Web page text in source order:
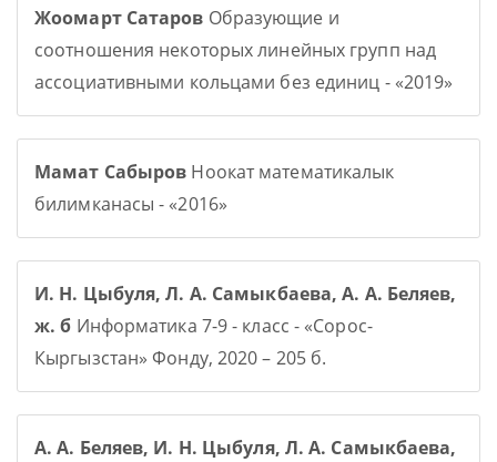
Жоомарт Сатаров Образующие и
соотношения некоторых линейных групп над
ассоциативными кольцами без единиц - «2019»
Мамат Сабыров Ноокат математикалык
билимканасы - «2016»
И. Н. Цыбуля, Л. А. Самыкбаева, А. А. Беляев,
ж. б Информатика 7-9 - класс - «Сорос-
Кыргызстан» Фонду, 2020 – 205 б.
А. А. Беляев, И. Н. Цыбуля, Л. А. Самыкбаева,